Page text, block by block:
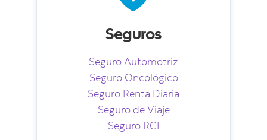
Seguros
Seguro Automotriz
Seguro Oncológico
Seguro Renta Diaria
Seguro de Viaje
Seguro RCI